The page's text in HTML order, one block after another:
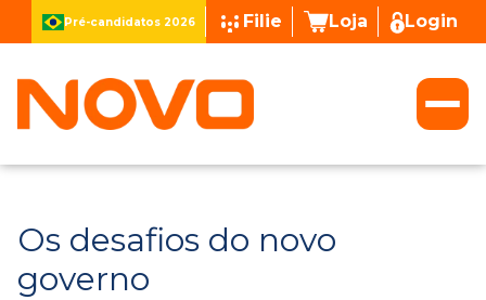
Pré-candidatos 2026 Filie Loja Login
Os desafios do novo
governo